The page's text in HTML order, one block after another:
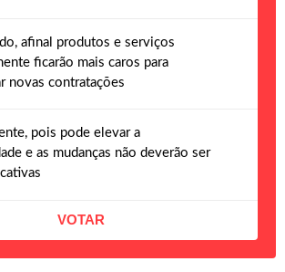
afinal produtos e serviços
ficarão mais caros para
novas contratações
pois pode elevar a
e as mudanças não deverão ser